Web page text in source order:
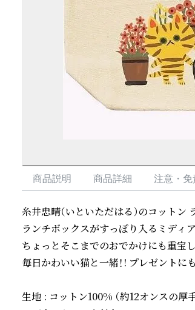
商品説明 商品詳細 注意・免
糸井忠晴（いといただはる）のコットン
ランチボックスがすっぽり入るミディア
ちょっとそこまでのおでかけにも重宝し
毎日かわいい猫と一緒！! プレゼントに
生地 : コットン100% （約12オンスの厚